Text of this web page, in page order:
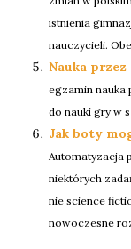
istnienia
nauczycieli.
Nauka przez
egzamin nauka
do nauki gry w
Jak boty
Automatyzacja
niektórych
nie science
nowoczesne